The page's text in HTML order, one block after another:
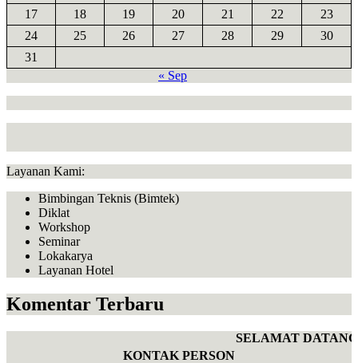
17
18 19 20 21 22
23
24
25 26 27 28 29
30
31
« Sep
Layanan Kami:
Bimbingan Teknis (Bimtek)
Diklat
Workshop
Seminar
Lokakarya
Layanan Hotel
Komentar Terbaru
SELAMAT
KONTAK PERSON